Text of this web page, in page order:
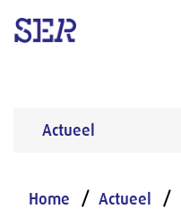
Actueel
Home Actueel